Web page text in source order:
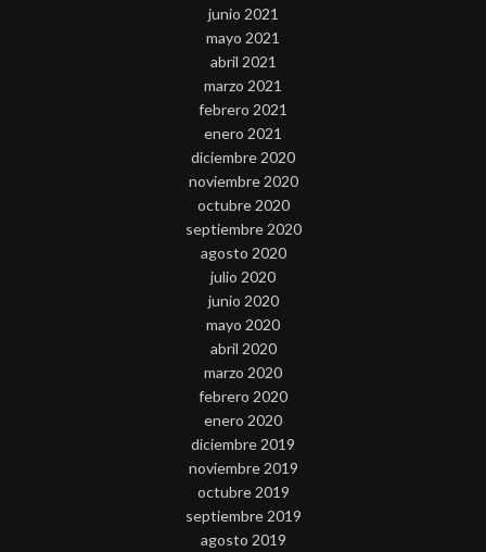
junio 2021
mayo 2021
abril 2021
marzo 2021
febrero 2021
enero 2021
diciembre 2020
noviembre 2020
octubre 2020
septiembre 2020
agosto 2020
julio 2020
junio 2020
mayo 2020
abril 2020
marzo 2020
febrero 2020
enero 2020
diciembre 2019
noviembre 2019
octubre 2019
septiembre 2019
agosto 2019